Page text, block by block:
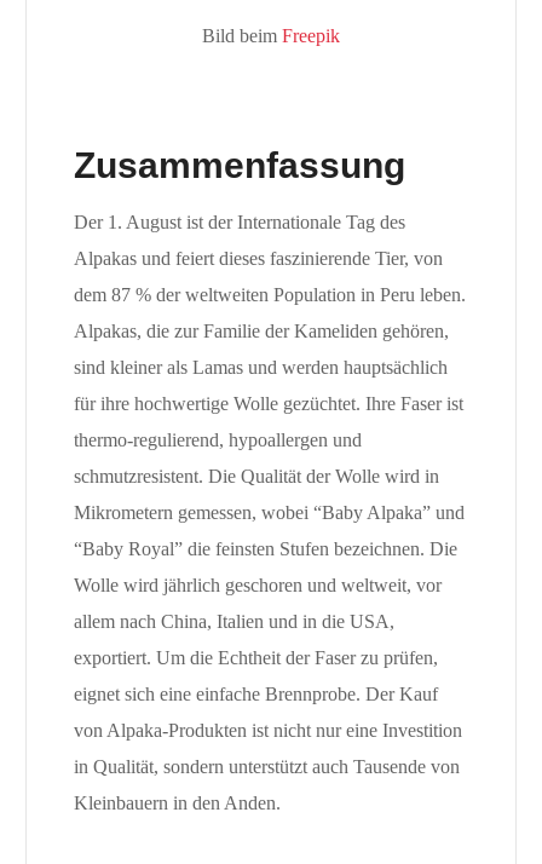
Bild beim Freepik
Zusammenfassung
Der 1. August ist der Internationale Tag des
Alpakas und feiert dieses faszinierende Tier, von
dem 87 % der weltweiten Population in Peru leben.
Alpakas, die zur Familie der Kameliden gehören,
sind kleiner als Lamas und werden hauptsächlich
für ihre hochwertige Wolle gezüchtet. Ihre Faser ist
thermo-regulierend, hypoallergen und
schmutzresistent. Die Qualität der Wolle wird in
Mikrometern gemessen, wobei “Baby Alpaka” und
“Baby Royal” die feinsten Stufen bezeichnen. Die
Wolle wird jährlich geschoren und weltweit, vor
allem nach China, Italien und in die USA,
exportiert. Um die Echtheit der Faser zu prüfen,
eignet sich eine einfache Brennprobe. Der Kauf
von Alpaka-Produkten ist nicht nur eine Investition
in Qualität, sondern unterstützt auch Tausende von
Kleinbauern in den Anden.